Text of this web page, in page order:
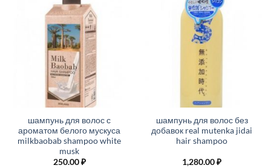
шампунь для волос с
ароматом белого мускуса
milkbaobab shampoo white
musk
250.00₽
шампунь для волос без
добавок real mutenka jidai
hair shampoo
1,280.00₽